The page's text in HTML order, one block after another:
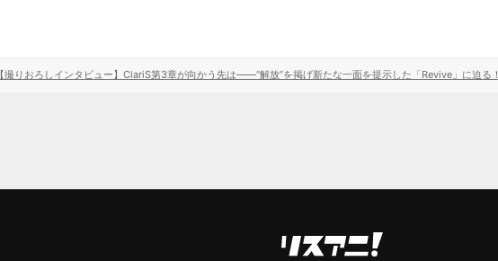
【撮りおろしインタビュー】ClariS第3章が向かう先は――“解放”を掲げ新たな一面を提示した「Revive」に迫る！